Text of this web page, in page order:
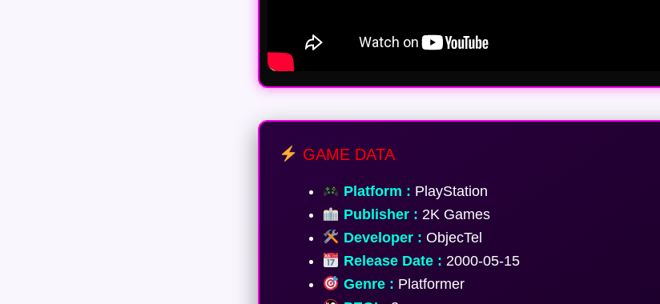
GAME DATA
Platform : PlayStation
Publisher : 2K Games
Developer : ObjecTel
Release Date : 2000-05-15
Genre : Platformer